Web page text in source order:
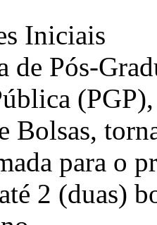
Iniciais
de Pós-
Bolsas,
para o
2 (duas)